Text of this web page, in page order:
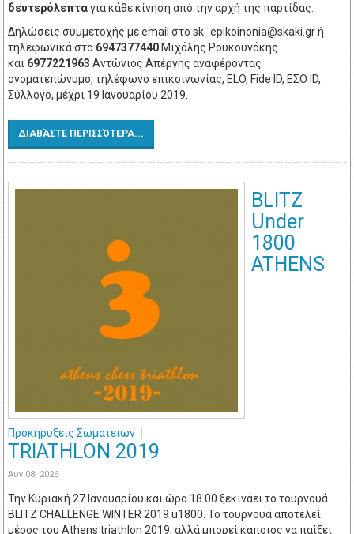
δευτερόλεπταγια κάθε κίνηση από την αρχή της παρτίδας.
Δηλώσεις συμμετοχής με email στο sk_epikoinonia@skaki.grή
τηλεφωνικά στα 6947377440 Μιχάλης Ρουκουνάκης
και 6977221963 Αντώνιος Απέργης αναφέροντας
ονοματεπώνυμο, τηλέφωνο επικοινωνίας, ELO, Fide ID, ΕΣΟ ID,
Σύλλογο, μέχρι 19 Ιανουαρίου 2019.
ΔΙΑΒΆΣΤΕ ΠΕΡΙΣΣΌΤΕΡΑ...
Προκηρυξεις Σωματειων
BLITZ
Under
1800
ATHENS
TRIATHLON 2019
Αυγ 08, 2026
Την Κυριακή 27 Ιανουαρίου και ώρα 18.00 ξεκινάει το τουρνουά
BLITZ CHALLENGE WINTER 2019 u1800. To τουρνουά αποτελεί
μέρος του Athens triathlon 2019, αλλά μπορεί κάποιος να παίξει